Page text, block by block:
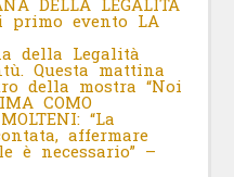
primo evento LA
della Legalità
Questa mattina
della mostra “Noi
COMO
“La
affermare
è necessario” –